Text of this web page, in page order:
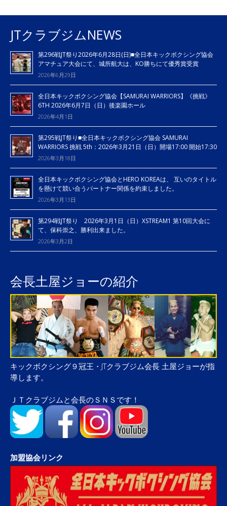
JTクラブジムNEWS
第296戦JT祭り2026年6月28日(日)■全日本キックボクシング協会
アマチュア大会にて、城所航大は、KO勝ちにて優秀賞受賞
2026年6月29日
全日本キックボクシング協会【SAMURAI WARRIORS】《挑戦》
6TH 2026年6月7日（日）後楽園ホール
2026年4月1日
第295戦JT祭り■全日本キックボクシング協会 SAMURAI
WARRIORS 挑戦 5th：2026年3月21日（日）開場17:00 開始17:30
2026年3月18日
全日本キックボクシング協会とHERO KOREAは、 互いのタイトル
を懸けて競い合うパートナー関係を約束しました。
2026年3月13日
第294戦JT祭り 2026年3月1日（日）XSTREAM1 第10回大会に
て、保科崇之、勝利出来ました。
2026年3月2日
会長土屋ジョーの紹介
キックボクシング９冠王・JTクラブジム会長 土屋ジョーが指
導します。
ＪＴクラブジムと会長のＳＮＳです！
加盟協会リンク